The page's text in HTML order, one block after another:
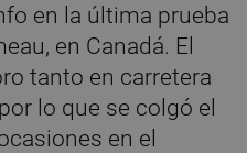
en la última prueba
en Canadá. El
tanto en carretera
lo que se colgó el
en el